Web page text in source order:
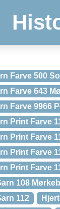
Farve 500
Farve 643
Farve 9966
Print Farve
Print Farve
Print Farve
Print Farve
108
112